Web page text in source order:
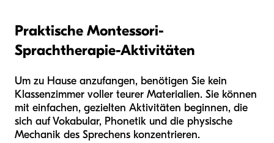
Praktische Montessori-
Sprachtherapie-Aktivitäten
Um zu Hause anzufangen, benötigen Sie kein
Klassenzimmer voller teurer Materialien. Sie können
mit einfachen, gezielten Aktivitäten beginnen, die
sich auf Vokabular, Phonetik und die physische
Mechanik des Sprechens konzentrieren.